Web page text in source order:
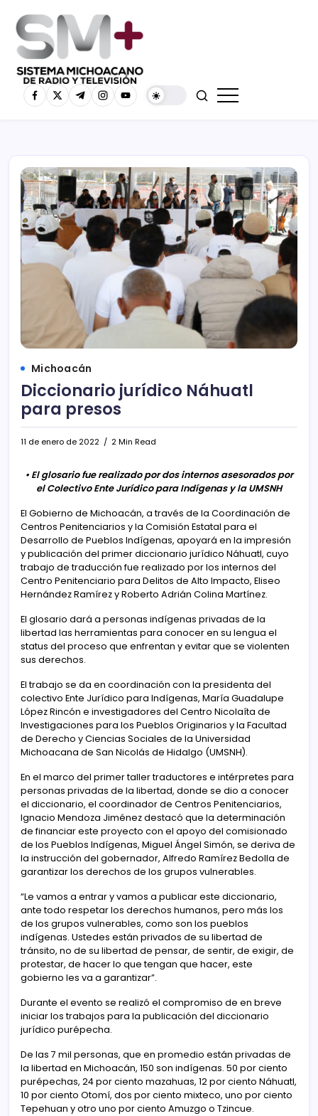
Michoacán
Diccionario jurídico Náhuatl
para presos
11 de enero de 2022 2 Min Read
• El glosario fue realizado por dos internos asesorados por
el Colectivo Ente Jurídico para Indígenas y la UMSNH
El Gobierno de Michoacán, a través de la Coordinación de
Centros Penitenciarios y la Comisión Estatal para el
Desarrollo de Pueblos Indígenas, apoyará en la impresión
y publicación del primer diccionario jurídico Náhuatl, cuyo
trabajo de traducción fue realizado por los internos del
Centro Penitenciario para Delitos de Alto Impacto, Eliseo
Hernández Ramírez y Roberto Adrián Colina Martínez.
El glosario dará a personas indígenas privadas de la
libertad las herramientas para conocer en su lengua el
status del proceso que enfrentan y evitar que se violenten
sus derechos.
El trabajo se da en coordinación con la presidenta del
colectivo Ente Jurídico para Indígenas, María Guadalupe
López Rincón e investigadores del Centro Nicolaíta de
Investigaciones para los Pueblos Originarios y la Facultad
de Derecho y Ciencias Sociales de la Universidad
Michoacana de San Nicolás de Hidalgo (UMSNH).
En el marco del primer taller traductores e intérpretes para
personas privadas de la libertad, donde se dio a conocer
el diccionario, el coordinador de Centros Penitenciarios,
Ignacio Mendoza Jiménez destacó que la determinación
de financiar este proyecto con el apoyo del comisionado
de los Pueblos Indígenas, Miguel Ángel Simón, se deriva de
la instrucción del gobernador, Alfredo Ramírez Bedolla de
garantizar los derechos de los grupos vulnerables.
“Le vamos a entrar y vamos a publicar este diccionario,
ante todo respetar los derechos humanos, pero más los
de los grupos vulnerables, como son los pueblos
indígenas. Ustedes están privados de su libertad de
tránsito, no de su libertad de pensar, de sentir, de exigir, de
protestar, de hacer lo que tengan que hacer, este
gobierno les va a garantizar”.
Durante el evento se realizó el compromiso de en breve
iniciar los trabajos para la publicación del diccionario
jurídico purépecha.
De las 7 mil personas, que en promedio están privadas de
la libertad en Michoacán, 150 son indígenas. 50 por ciento
purépechas, 24 por ciento mazahuas, 12 por ciento Náhuatl,
10 por ciento Otomí, dos por ciento mixteco, uno por ciento
Tepehuan y otro uno por ciento Amuzgo o Tzincue.